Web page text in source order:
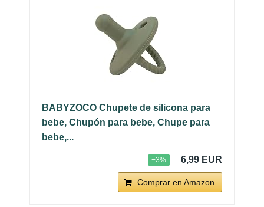
BABYZOCO Chupete de silicona para
bebe, Chupón para bebe, Chupe para
bebe,...
−3% 6,99 EUR
Comprar en Amazon